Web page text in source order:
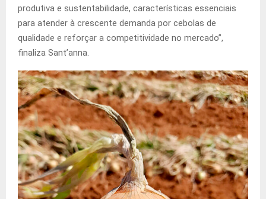
produtiva e sustentabilidade, características essenciais
para atender à crescente demanda por cebolas de
qualidade e reforçar a competitividade no mercado”,
finaliza Sant’anna.